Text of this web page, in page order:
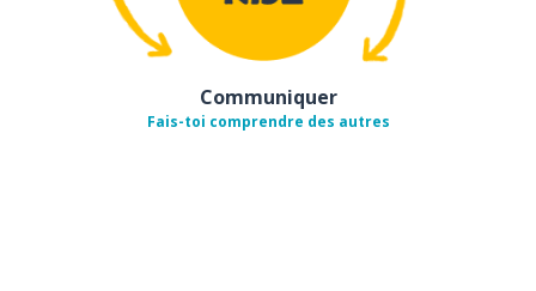
Communiquer
Fais-toi comprendre des autres